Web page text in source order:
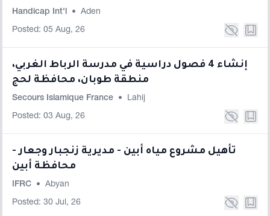
Handicap Int'l • Aden
Posted: 05 Aug, 26
إنشاء 4 فصول دراسية في مدرسة الرباط الغربي،
منطقة طوبان، محافظة لحج
Secours Islamique France • Lahij
Posted: 03 Aug, 26
تأهيل مشروع مياه أبين - مديرية زنجبار وجعار -
محافظة أبين
IFRC • Abyan
Posted: 30 Jul, 26